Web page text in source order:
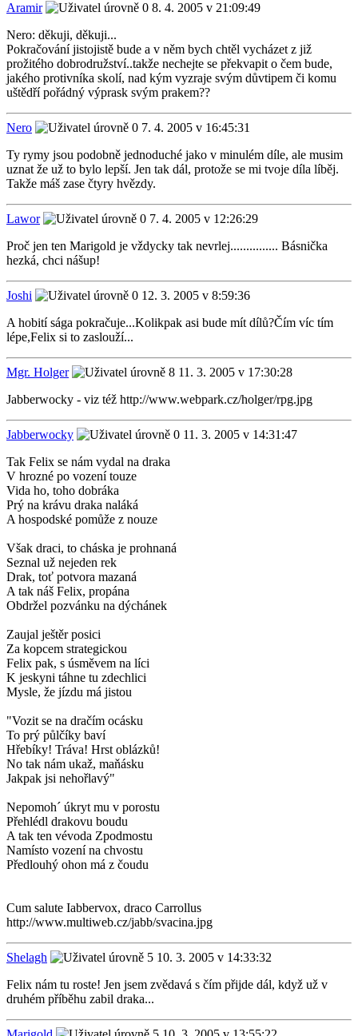
Aramir
8. 4. 2005 v 21:09:49
Nero: děkuji, děkuji...
Pokračování jistojistě bude a v něm bych chtěl vycházet z již
prožitého dobrodružství..takže nechejte se překvapit o čem bude,
jakého protivníka skolí, nad kým vyzraje svým důvtipem či komu
uštědří pořádný výprask svým prakem??
Nero
7. 4. 2005 v 16:45:31
Ty rymy jsou podobně jednoduché jako v minulém díle, ale musim
uznat že už to bylo lepší. Jen tak dál, protože se mi tvoje díla líběj.
Takže máš zase čtyry hvězdy.
Lawor
7. 4. 2005 v 12:26:29
Proč jen ten Marigold je vždycky tak nevrlej............... Básnička
hezká, chci nášup!
Joshi
12. 3. 2005 v 8:59:36
A hobití sága pokračuje...Kolikpak asi bude mít dílů?Čím víc tím
lépe,Felix si to zaslouží...
Mgr. Holger
11. 3. 2005 v 17:30:28
Jabberwocky - viz též http://www.webpark.cz/holger/rpg.jpg
Jabberwocky
11. 3. 2005 v 14:31:47
Tak Felix se nám vydal na draka
V hrozné po vození touze
Vida ho, toho dobráka
Prý na krávu draka naláká
A hospodské pomůže z nouze
Však draci, to cháska je prohnaná
Seznal už nejeden rek
Drak, toť potvora mazaná
A tak náš Felix, propána
Obdržel pozvánku na dýchánek
Zaujal ještěr posici
Za kopcem strategickou
Felix pak, s úsměvem na líci
K jeskyni táhne tu zdechlici
Mysle, že jízdu má jistou
"Vozit se na dračím ocásku
To prý půlčíky baví
Hřebíky! Tráva! Hrst oblázků!
No tak nám ukaž, maňásku
Jakpak jsi nehořlavý"
Nepomoh´ úkryt mu v porostu
Přehlédl drakovu boudu
A tak ten vévoda Zpodmostu
Namísto vození na chvostu
Předlouhý ohon má z čoudu
Cum salute Iabbervox, draco Carrollus
http://www.multiweb.cz/jabb/svacina.jpg
Shelagh
10. 3. 2005 v 14:33:32
Felix nám tu roste! Jen jsem zvědavá s čím přijde dál, když už v
druhém příběhu zabil draka...